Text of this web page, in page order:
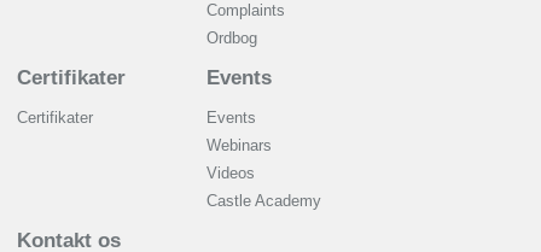
Complaints
Ordbog
Certifikater
Certifikater
Events
Events
Webinars
Videos
Castle Academy
Kontakt os